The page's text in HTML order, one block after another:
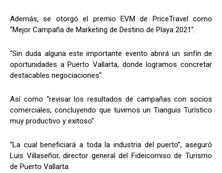
Además, se otorgó el premio EVM de PriceTravel como
“Mejor Campaña de Marketing de Destino de Playa 2021”.
“Sin duda alguna este importante evento abrirá un sinfín de
oportunidades a Puerto Vallarta, donde logramos concretar
destacables negociaciones”.
Así como “revisar los resultados de campañas con socios
comerciales, concluyendo que tuvimos un Tianguis Turístico
muy productivo y exitoso”.
“La cual beneficiará a toda la industria del puerto”, aseguró
Luis Villaseñor, director general del Fideicomiso de Turismo
de Puerto Vallarta.